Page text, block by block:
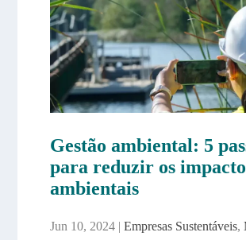
Gestão ambiental: 5
para reduzir os
ambientais
Jun 10, 2024| Empresas Sustentáveis,